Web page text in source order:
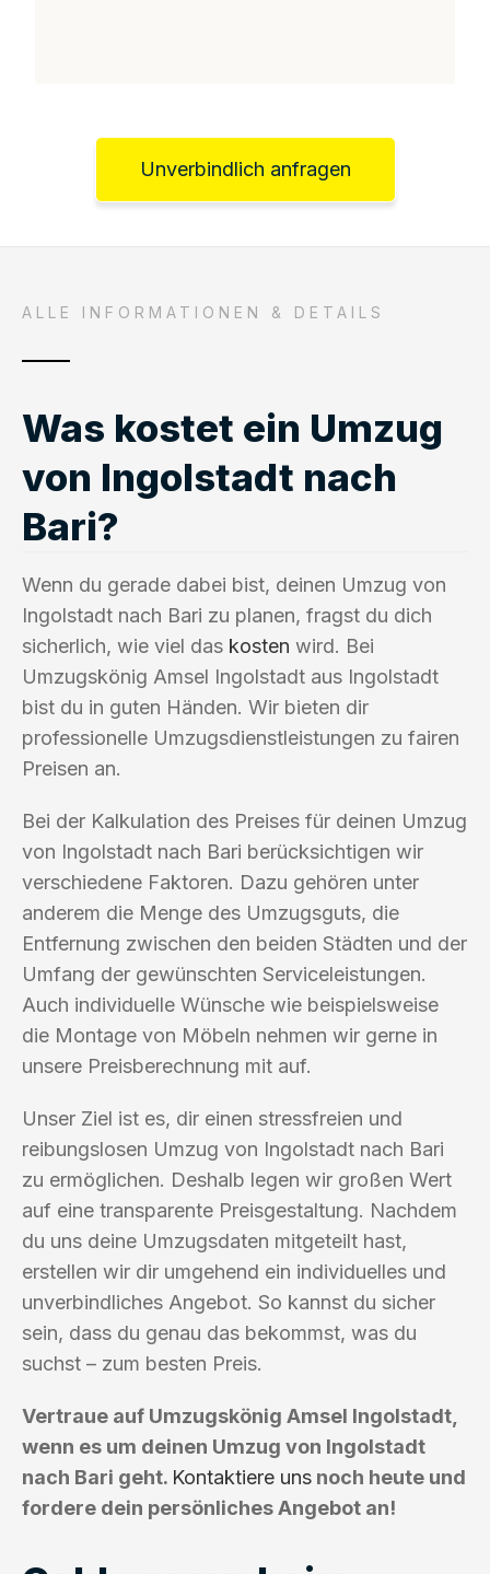
Unverbindlich anfragen
ALLE INFORMATIONEN & DETAILS
Was kostet ein Umzug
von Ingolstadt nach
Bari?
Wenn du gerade dabei bist, deinen Umzug von
Ingolstadt nach Bari zu planen, fragst du dich
sicherlich, wie viel das kosten wird. Bei
Umzugskönig Amsel Ingolstadt aus Ingolstadt
bist du in guten Händen. Wir bieten dir
professionelle Umzugsdienstleistungen zu fairen
Preisen an.
Bei der Kalkulation des Preises für deinen Umzug
von Ingolstadt nach Bari berücksichtigen wir
verschiedene Faktoren. Dazu gehören unter
anderem die Menge des Umzugsguts, die
Entfernung zwischen den beiden Städten und der
Umfang der gewünschten Serviceleistungen.
Auch individuelle Wünsche wie beispielsweise
die Montage von Möbeln nehmen wir gerne in
unsere Preisberechnung mit auf.
Unser Ziel ist es, dir einen stressfreien und
reibungslosen Umzug von Ingolstadt nach Bari
zu ermöglichen. Deshalb legen wir großen Wert
auf eine transparente Preisgestaltung. Nachdem
du uns deine Umzugsdaten mitgeteilt hast,
erstellen wir dir umgehend ein individuelles und
unverbindliches Angebot. So kannst du sicher
sein, dass du genau das bekommst, was du
suchst – zum besten Preis.
Vertraue auf Umzugskönig Amsel Ingolstadt,
wenn es um deinen Umzug von Ingolstadt
nach Bari geht. Kontaktiere uns noch heute und
fordere dein persönliches Angebot an!